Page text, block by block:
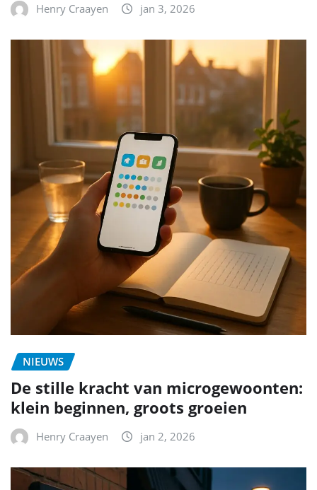
Henry Craayen jan 3, 2026
NIEUWS
De stille kracht van microgewoonten:
klein beginnen, groots groeien
Henry Craayen jan 2, 2026